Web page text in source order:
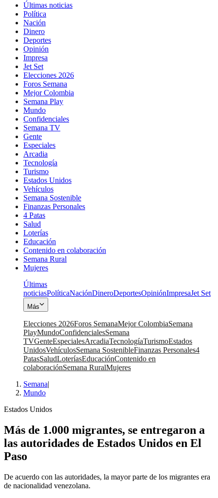
Últimas noticias
Política
Nación
Dinero
Deportes
Opinión
Impresa
Jet Set
Elecciones 2026
Foros Semana
Mejor Colombia
Semana Play
Mundo
Confidenciales
Semana TV
Gente
Especiales
Arcadia
Tecnología
Turismo
Estados Unidos
Vehículos
Semana Sostenible
Finanzas Personales
4 Patas
Salud
Loterías
Educación
Contenido en colaboración
Semana Rural
Mujeres
Últimas
noticiasPolíticaNaciónDineroDeportesOpiniónImpresaJet Set
Más
Elecciones 2026Foros SemanaMejor ColombiaSemana
PlayMundoConfidencialesSemana
TVGenteEspecialesArcadiaTecnologíaTurismoEstados
UnidosVehículosSemana SostenibleFinanzas Personales4
PatasSaludLoteríasEducaciónContenido en
colaboraciónSemana RuralMujeres
Semana|
Mundo
Estados Unidos
Más de 1.000 migrantes, se entregaron a
las autoridades de Estados Unidos en El
Paso
De acuerdo con las autoridades, la mayor parte de los migrantes era
de nacionalidad venezolana.